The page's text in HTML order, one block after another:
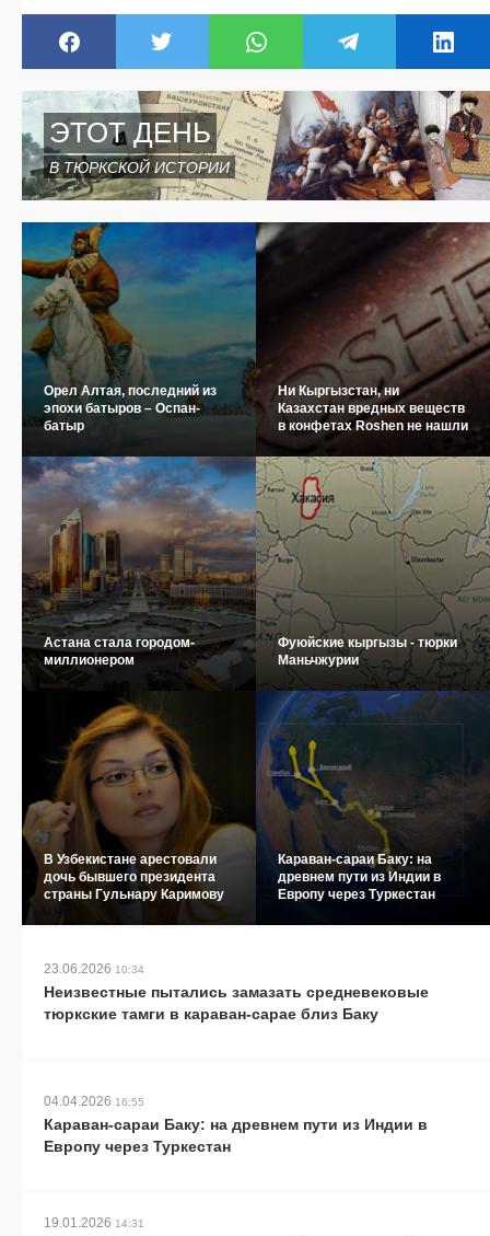
ЭТОТ ДЕНЬ
В ТЮРКСКОЙ ИСТОРИИ
Орел Алтая, последний из
эпохи батыров – Оспан-
батыр
Ни Кыргызстан, ни
Казахстан вредных веществ
в конфетах Roshen не нашли
Астана стала городом-
миллионером
Фуюйские кыргызы - тюрки
Маньчжурии
В Узбекистане арестовали
дочь бывшего президента
страны Гульнару Каримову
Караван-сараи Баку: на
древнем пути из Индии в
Европу через Туркестан
23.06.2026 10:34
Неизвестные пытались замазать средневековые
тюркские тамги в караван-сарае близ Баку
04.04.2026 16:55
Караван-сараи Баку: на древнем пути из Индии в
Европу через Туркестан
19.01.2026 14:31